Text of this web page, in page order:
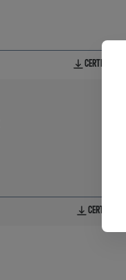
CERTIFIKÁT
CERTIFIKÁT